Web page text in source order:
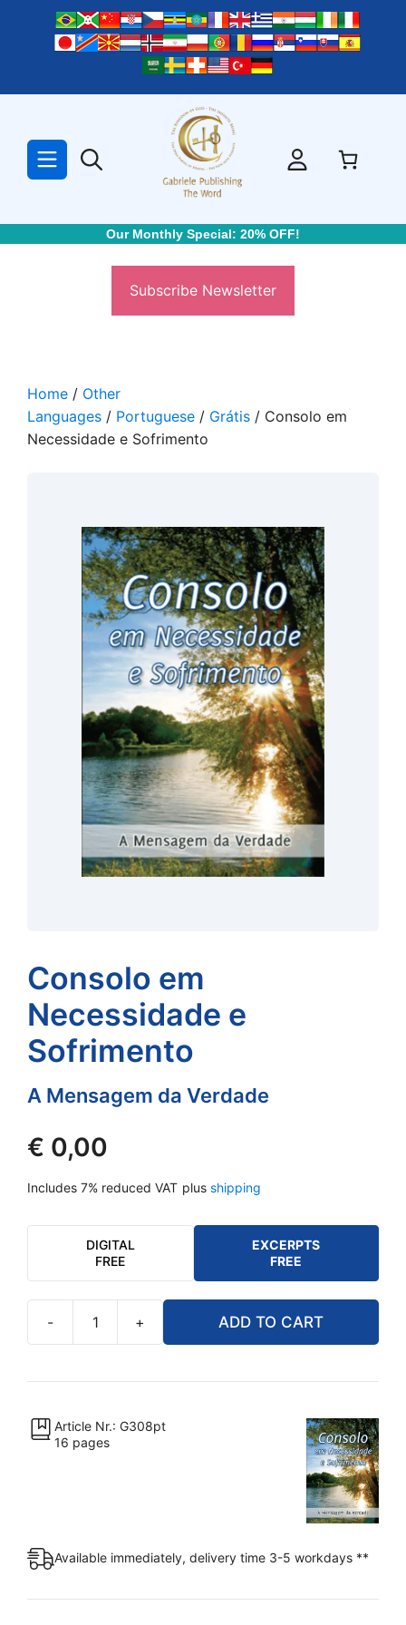
Our Monthly Special: 20% OFF!
Subscribe Newsletter
Home / Other
Languages / Portuguese / Grátis / Consolo em
Necessidade e Sofrimento
Consolo em
Necessidade e
Sofrimento
A Mensagem da Verdade
€ 0,00
Includes 7% reduced VAT plus shipping
DIGITAL
FREE
EXCERPTS
FREE
-
Necessidade
Sofrimento
+ ADD TO CART
Article Nr.: G308pt
16 pages
Available immediately, delivery time 3-5 workdays **